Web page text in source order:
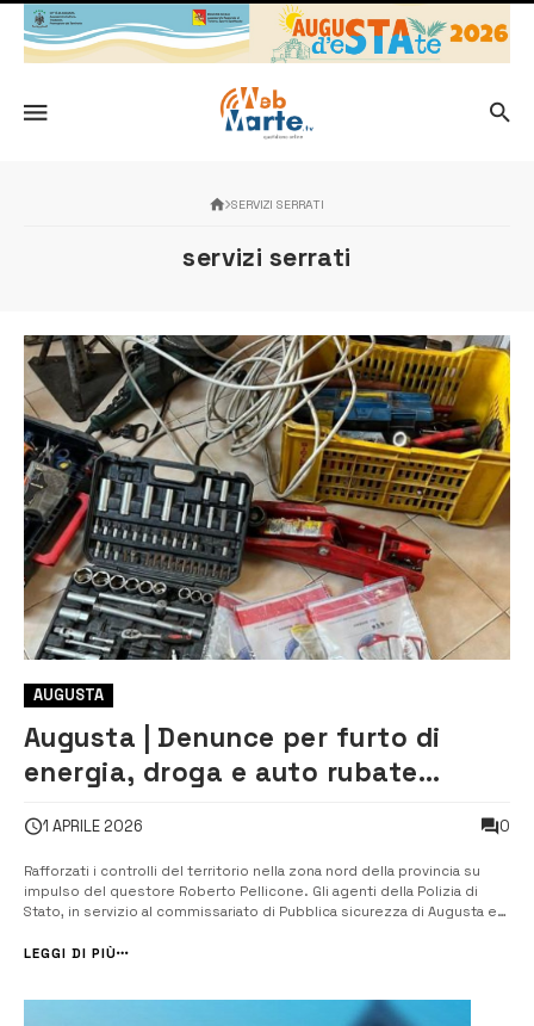
SERVIZI SERRATI
servizi serrati
AUGUSTA
Augusta | Denunce per furto di
energia, droga e auto rubate
1 APRILE 2026 0
Rafforzati i controlli del territorio nella zona nord della provincia su
impulso del questore Roberto Pellicone. Gli agenti della Polizia di
Stato, in servizio al commissariato di Pubblica sicurezza di Augusta e
Antonio Migliorisi, hanno effettuato nei giorni 30 e 31 marzo una...
LEGGI DI PIÙ